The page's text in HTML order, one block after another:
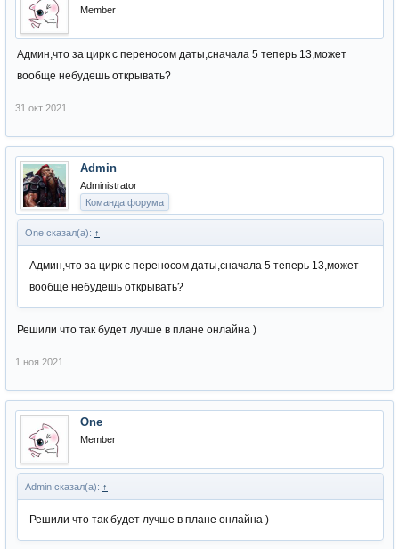
Member
Админ,что за цирк с переносом даты,сначала 5 теперь 13,может
вообще небудешь открывать?
31 окт 2021
Admin
Administrator
Команда форума
One сказал(а): ↑
Админ,что за цирк с переносом даты,сначала 5 теперь 13,может
вообще небудешь открывать?
Решили что так будет лучше в плане онлайна )
1 ноя 2021
One
Member
Admin сказал(а): ↑
Решили что так будет лучше в плане онлайна )